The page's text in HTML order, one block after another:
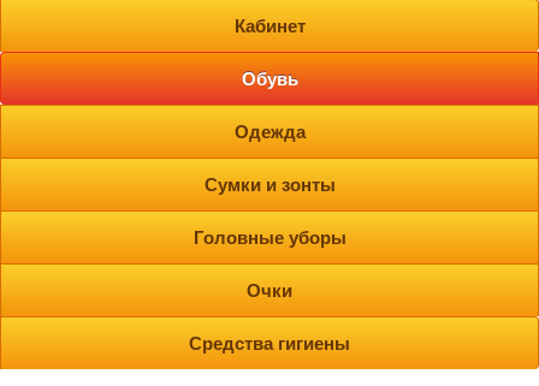
Кабинет
Обувь
Одежда
Сумки и зонты
Головные уборы
Очки
Средства гигиены